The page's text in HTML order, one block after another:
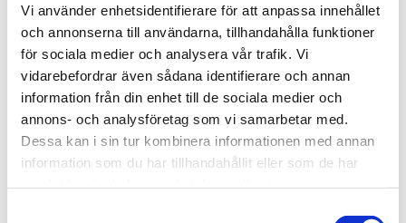
Vi använder enhetsidentifierare för att anpassa innehållet
och annonserna till användarna, tillhandahålla funktioner
för sociala medier och analysera vår trafik. Vi
vidarebefordrar även sådana identifierare och annan
information från din enhet till de sociala medier och
annons- och analysföretag som vi samarbetar med.
Dessa kan i sin tur kombinera informationen med annan
information som du har tillhandahållit eller som de har
för;
Mrf-bärgarna
Allbärgning
Scania bärgning
Volvo action